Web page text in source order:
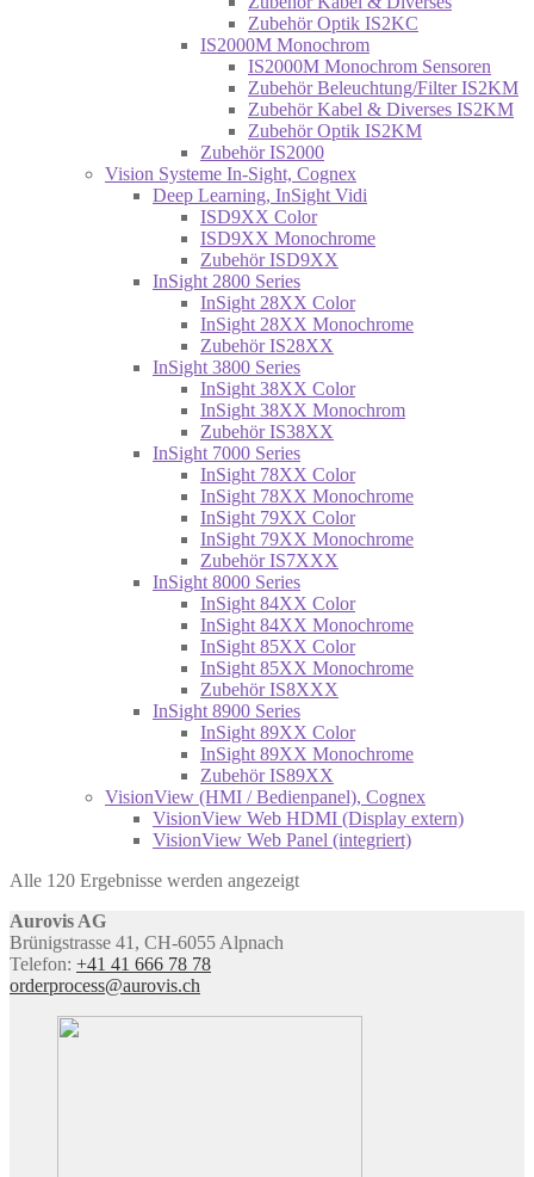
Zubehör Optik IS2KC
IS2000M Monochrom
IS2000M Monochrom Sensoren
Zubehör Beleuchtung/Filter IS2KM
Zubehör Kabel & Diverses IS2KM
Zubehör Optik IS2KM
Zubehör IS2000
Vision Systeme In-Sight, Cognex
Deep Learning, InSight Vidi
ISD9XX Color
ISD9XX Monochrome
Zubehör ISD9XX
InSight 2800 Series
InSight 28XX Color
InSight 28XX Monochrome
Zubehör IS28XX
InSight 3800 Series
InSight 38XX Color
InSight 38XX Monochrom
Zubehör IS38XX
InSight 7000 Series
InSight 78XX Color
InSight 78XX Monochrome
InSight 79XX Color
InSight 79XX Monochrome
Zubehör IS7XXX
InSight 8000 Series
InSight 84XX Color
InSight 84XX Monochrome
InSight 85XX Color
InSight 85XX Monochrome
Zubehör IS8XXX
InSight 8900 Series
InSight 89XX Color
InSight 89XX Monochrome
Zubehör IS89XX
VisionView (HMI / Bedienpanel), Cognex
VisionView Web HDMI (Display extern)
VisionView Web Panel (integriert)
Alle 120 Ergebnisse werden angezeigt
Aurovis AG
Brünigstrasse 41, CH-6055 Alpnach
Telefon: +41 41 666 78 78
orderprocess@aurovis.ch